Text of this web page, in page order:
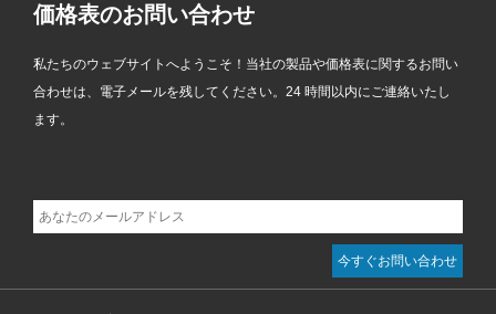
価格表のお問い合わせ
私たちのウェブサイトへようこそ！当社の製品や価格表に関するお問い
合わせは、電子メールを残してください。24 時間以内にご連絡いたし
ます。